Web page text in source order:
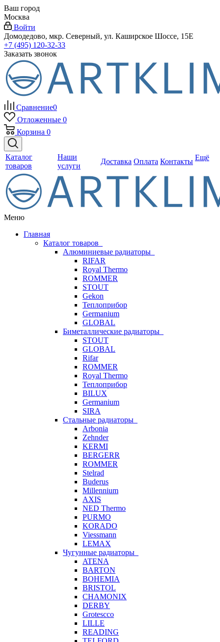
Ваш город
Москва
Войти
Домодедово, мкр. Северный, ул. Каширское Шоссе, 15Е
+7 (495) 120-32-33
Заказать звонок
Сравнение0
Отложенные 0
Корзина 0
Каталог
товаров
Наши
услуги
Доставка Оплата Контакты Ещё
Меню
Главная
Каталог товаров
Алюминиевые радиаторы
RIFAR
Royal Thermo
ROMMER
STOUT
Gekon
Теплоприбор
Germanium
GLOBAL
Биметаллические радиаторы
STOUT
GLOBAL
Rifar
ROMMER
Royal Thermo
Теплоприбор
BILUX
Germanium
SIRA
Стальные радиаторы
Arbonia
Zehnder
KERMI
BERGERR
ROMMER
Stelrad
Buderus
Millennium
AXIS
NED Thermo
PURMO
KORADO
Viessmann
LEMAX
Чугунные радиаторы
ATENA
BARTON
BOHEMIA
BRISTOL
CHAMONIX
DERBY
Grotescco
LILLE
READING